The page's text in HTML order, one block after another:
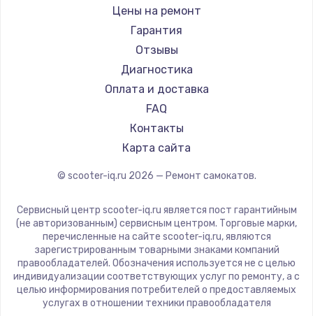
Shorner
Joyor
Minimotors
Bork
Segway
KIRIN
Цены на ремонт
Гарантия
Отзывы
Диагностика
Оплата и доставка
FAQ
Контакты
Карта сайта
© scooter-iq.ru 2026 — Ремонт самокатов.
Сервисный центр scooter-iq.ru является пост гарантийным
(не авторизованным) сервисным центром. Торговые марки,
перечисленные на сайте scooter-iq.ru, являются
зарегистрированным товарными знаками компаний
правообладателей. Обозначения используется не с целью
индивидуализации соответствующих услуг по ремонту, а с
целью информирования потребителей о предоставляемых
услугах в отношении техники правообладателя